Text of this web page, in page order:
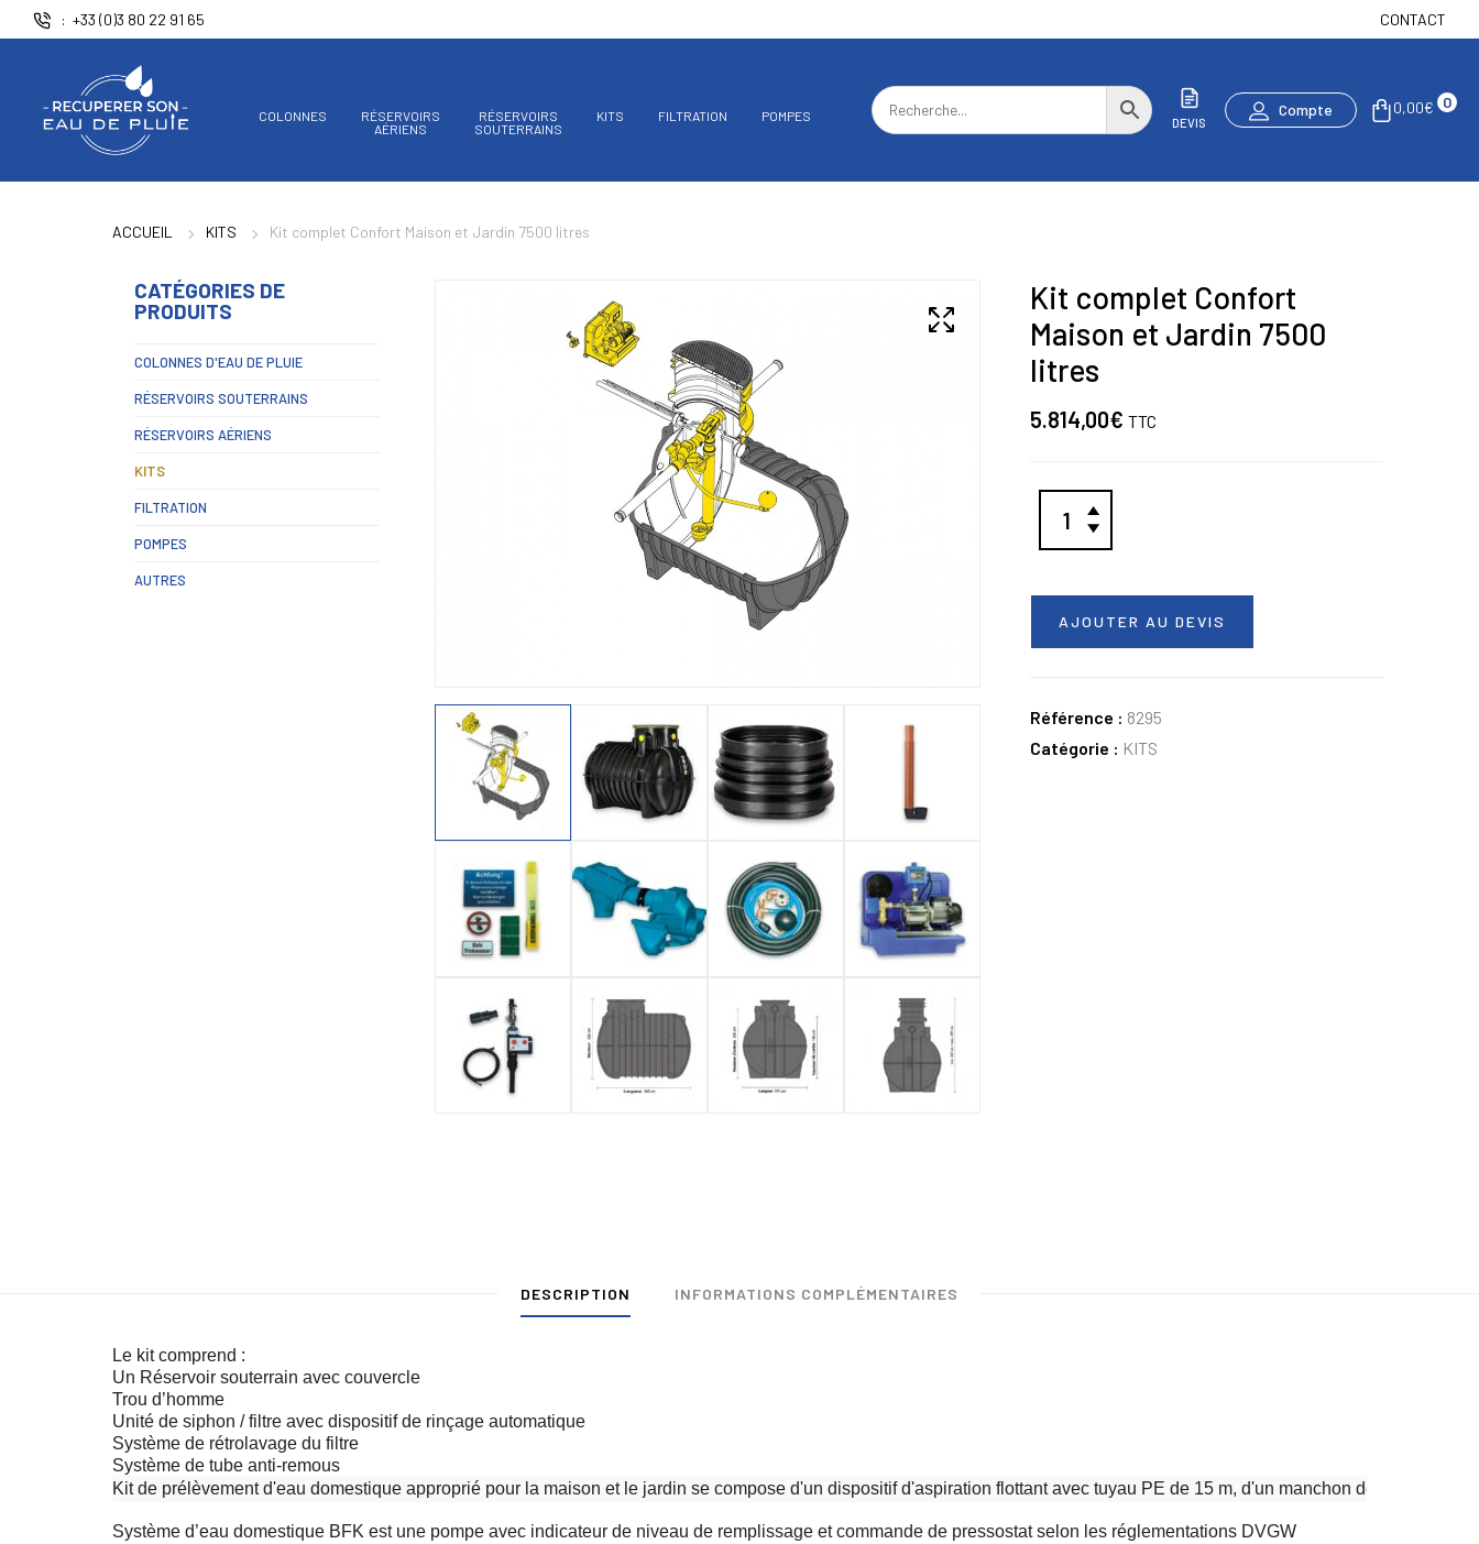
+33 (0)3 80 22 91 65 CONTACT
COLONNES
RÉSERVOIRS
AÉRIENS
RÉSERVOIRS
SOUTERRAINS
KITS FILTRATION POMPES DEVIS
Compte 0,00€ 0
ACCUEIL KITS Kit complet Confort Maison et Jardin 7500 litres
Kit complet Confort
Maison et Jardin 7500
litres
5.814,00€ TTC
AJOUTER AU DEVIS
Référence : 8295
Catégorie : KITS
CATÉGORIES DE
PRODUITS
COLONNES D'EAU DE PLUIE
RÉSERVOIRS SOUTERRAINS
RÉSERVOIRS AÉRIENS
KITS
FILTRATION
POMPES
AUTRES
DESCRIPTION INFORMATIONS COMPLÉMENTAIRES
Le kit comprend :
Un Réservoir souterrain avec couvercle
Trou d’homme
Unité de siphon / filtre avec dispositif de rinçage automatique
Système de rétrolavage du filtre
Système de tube anti-remous
Kit de prélèvement d'eau domestique approprié pour la maison et le jardin se compose d'un dispositif d'aspiration flottant avec tuyau PE de 15 m, d'un manchon de
Système d’eau domestique BFK est une pompe avec indicateur de niveau de remplissage et commande de pressostat selon les réglementations DVGW
Panneau de gestion des cookies